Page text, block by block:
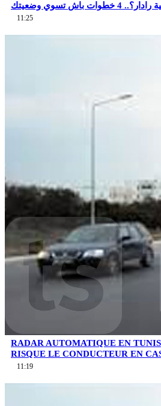
باش تسوي وضعيتك
11:25
RADAR AUTOMATIQUE EN
RISQUE LE CONDUCTEUR EN
11:19